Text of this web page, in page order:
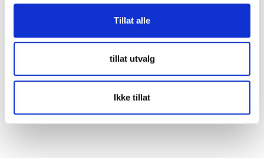
Tillat alle
tillat utvalg
Ikke tillat
Victron Energy • BLUe smart Charger Victron Blue Smart
(BPC122044002) Smart batteriladdare med inbyggd
Bluetooth för övervakning och konfiguration i